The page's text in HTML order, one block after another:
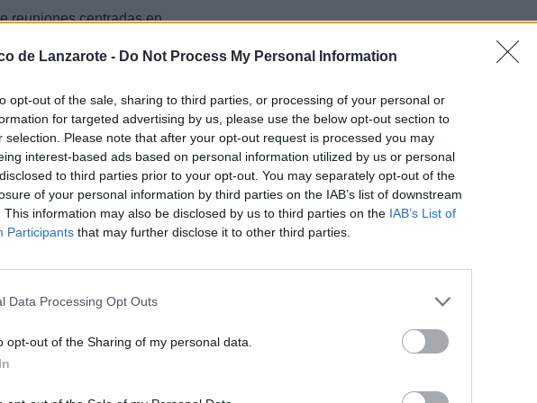
de Lanzarote - Do Not Process My Personal Information
opt-out of the sale, sharing to third parties, or processing of your personal or
for targeted advertising by us, please use the below opt-out section to
selection. Please note that after your opt-out request is processed you may
interest-based ads based on personal information utilized by us or personal
to third parties prior to your opt-out. You may separately opt-out of the
of your personal information by third parties on the IAB’s list of downstream
This information may also be disclosed by us to third parties on the IAB’s List of
Participants that may further disclose it to other third parties.
Data Processing Opt Outs
opt-out of the Sharing of my personal data.
reuniones centradas en
el acceso a la vivienda, el
Así, ha mantenido
estratégicos que
trabajo que trasladará a
sobre políticas que se están
y la movilidad sostenible
en esta materia con
en Arrecife", señala Guillén,
y dar un salto en el bienestar de
letargo que la han metido todos
lo que nos pasa en la capital
de iniciativas y de proyectos
que ve que "Arrecife y
Podemos mejorar
para conocer algunas medidas
destina alrededor
de adquisición (en forma de